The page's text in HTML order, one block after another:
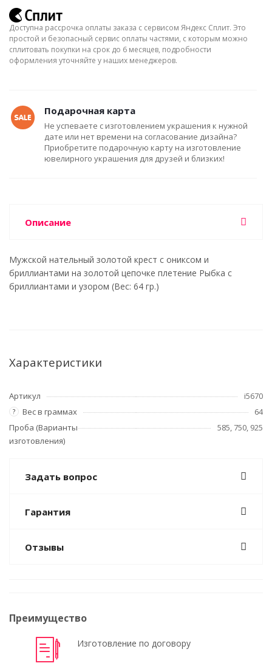
Доступна рассрочка оплаты заказа с сервисом Яндекс Сплит. Это
простой и безопасный сервис оплаты частями, с которым можно
сплитовать покупки на срок до 6 месяцев, подробности
оформления уточняйте у наших менеджеров.
Подарочная карта
Не успеваете с изготовлением украшения к нужной
дате или нет времени на согласование дизайна?
Приобретите подарочную карту на изготовление
ювелирного украшения для друзей и близких!
Описание
Мужской нательный золотой крест с ониксом и
бриллиантами на золотой цепочке плетение Рыбка с
бриллиантами и узором (Вес: 64 гр.)
Характеристики
Артикул i5670
? Вес в граммах
64
Проба (Варианты
изготовления)
585, 750, 925
Задать вопрос
Гарантия
Отзывы
Преимущество
Изготовление по договору